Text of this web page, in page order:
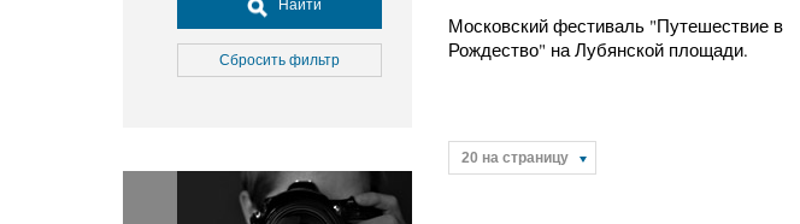
Культура
Медицина
Окружающая среда
Политика
Найти
Сбросить фильтр
Московский фестиваль "Путешествие в
Рождество" на Лубянской площади.
20 на страницу